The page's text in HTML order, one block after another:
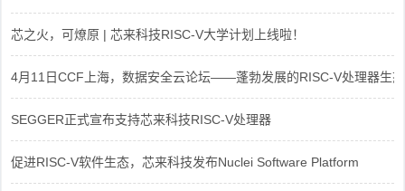
芯之火，可燎原 | 芯来科技RISC-V大学计划上线啦！
4月11日CCF上海，数据安全云论坛——蓬勃发展的RISC-V处理器生态
SEGGER正式宣布支持芯来科技RISC-V处理器
促进RISC-V软件生态，芯来科技发布Nuclei Software Platform